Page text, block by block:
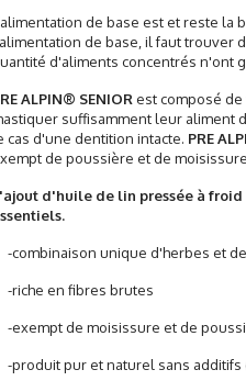
de base est et reste la
de base, il faut trouver
d'aliments concentrés n'ont
ALPIN® SENIOR est composé
suffisamment leur aliment
cas d'une dentition intacte. PRE
de poussière et de
d'huile de lin pressée à
-combinaison unique d'herbes et
-riche en fibres brutes
-exempt de moisissure et de
-produit pur et naturel sans additifs